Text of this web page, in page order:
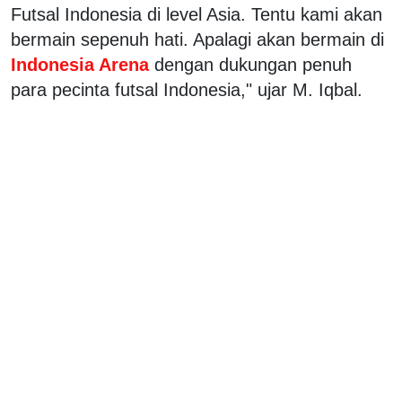
Futsal Indonesia di level Asia. Tentu kami akan
bermain sepenuh hati. Apalagi akan bermain di
Indonesia Arena dengan dukungan penuh
para pecinta futsal Indonesia," ujar M. Iqbal.